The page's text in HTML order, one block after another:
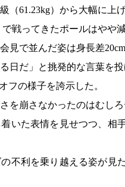
（61.23kg）から大幅に上
戦ってきたポールはやや
見で並んだ姿は身長差20cm
日だ」と挑発的な言葉を投
フの様子を誇示した。
を崩さなかったのはむしろ
いた表情を見せつつ、相
不利を乗り越える姿が見